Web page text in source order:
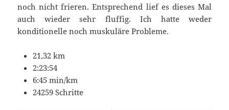
noch nicht frieren. Entsprechend lief es dieses Mal
auch wieder sehr fluffig. Ich hatte weder
konditionelle noch muskuläre Probleme.
21,32 km
2:23:54
6:45 min/km
24259 Schritte